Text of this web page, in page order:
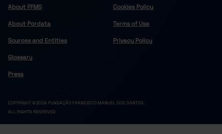
About FFMS
About Pordata
Sources and Entities
Glossary
Press
Cookies Policy
Terms of Use
Privacy Policy
COPYRIGHT © 2024 FUNDAÇÃO FRANCISCO MANUEL DOS SANTOS.
ALL RIGHTS RESERVED